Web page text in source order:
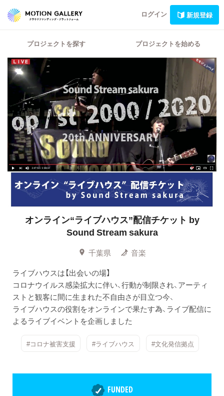
ログイン 新規登録
プロジェクトを探す プロジェクトを始める
オンライン“ライブハウス”配信チケット by
Sound Stream sakura
千葉県
音楽
ライブハウスは【出会いの場】
コロナウイルス感染拡大に伴い、行動が制限され、アーティ
ストと観客に間に生まれた不自由さが目立つ今、
ライブハウスの役割をオンラインで果たす為、ライブ配信に
よるライブイベントを企画しました
#コロナ被害支援 #ライブハウス #文化発信拠点
FUNDED